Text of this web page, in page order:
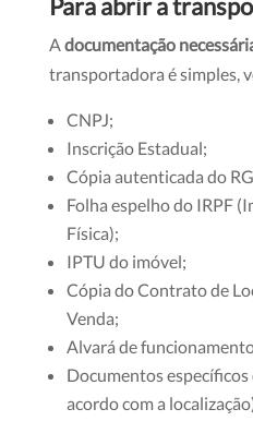
Para abrir a
Adocumentação
transportadora é simples,
CNPJ;
Inscrição Estadual;
Cópia autenticada do
Folha espelho do IRPF
Física);
IPTU do imóvel;
Cópia do Contrato de
Venda;
Alvará de
Documentos específicos
acordo com a